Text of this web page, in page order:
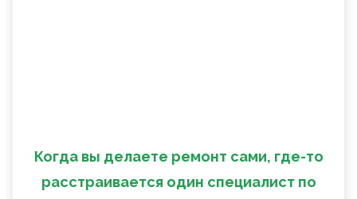
Когда вы делаете ремонт сами, где-то
расстраивается один специалист по